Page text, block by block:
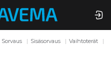
Sorvaus Sisäsorvaus
Vaihtoterät